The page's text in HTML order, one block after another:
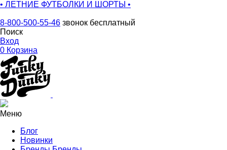
• ЛЕТНИЕ ФУТБОЛКИ И ШОРТЫ •
8-800-500-55-46 звонок бесплатный
Поиск
Вход
0 Корзина
Меню
Блог
Новинки